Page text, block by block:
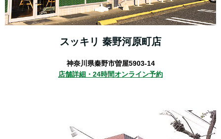
スッキリ 秦野河原町店
神奈川県秦野市曽屋5903-14
店舗詳細・ 24時間オンライン予約